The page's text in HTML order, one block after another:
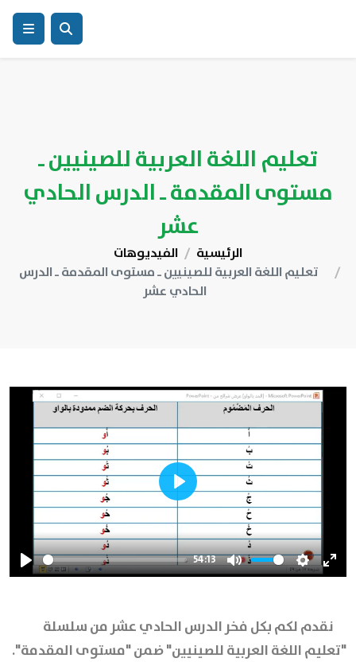
تعليم اللغة العربية للصينيين ـ
مستوى المقدمة ـ الدرس الحادي
عشر
الرئيسية
الفيديوهات
تعليم اللغة العربية للصينيين ـ مستوى المقدمة ـ الدرس
الحادي عشر
Play
54:13
Mute Settings
Play
نقدم لكم بكل فخر الدرس الحادي عشر من سلسلة
"تعليم اللغة العربية للصينيين" ضمن "مستوى المقدمة".